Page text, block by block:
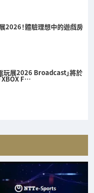
2026！體驗理想中的遊戲房
玩展2026 Broadcast」將於
XBOX F…